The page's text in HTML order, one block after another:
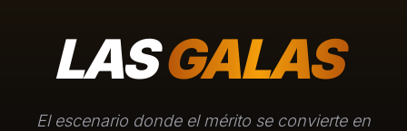
LASGALAS
El escenario donde el mérito se convierte en